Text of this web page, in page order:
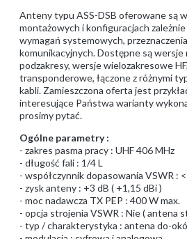
Anteny typu ASS-DSB oferowane są
montażowych i konfiguracjach
wymagań systemowych,
komunikacyjnych. Dostępne są
podzakresy, wersje wielozakresowe
transponderowe, łączone z różnymi
kabli. Zamieszczona oferta jest
interesujące Państwa warianty
prosimy pytać.
Ogólne parametry :
- zakres pasma pracy : UHF 406 MHz
- długość fali : 1/4 L
- współczynnik dopasowania VSWR :
- zysk anteny : +3 dB ( +1,15 dBi )
- moc nadawcza TX PEP : 400 W max.
- opcja strojenia VSWR : Nie ( antena
- typ / charakterystyka : antena do-